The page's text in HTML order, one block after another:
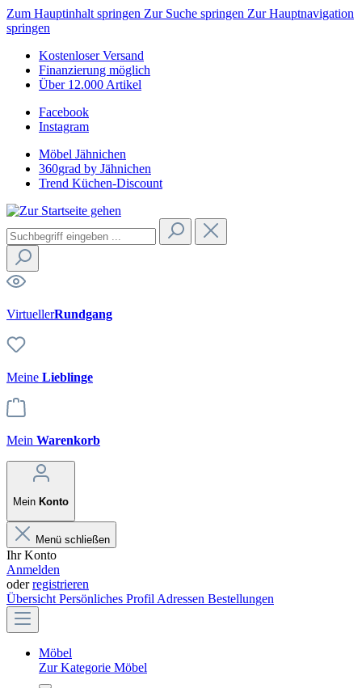
Zum Hauptinhalt springen Zur Suche springen Zur Hauptnavigation
springen
Kostenloser Versand
Finanzierung möglich
Über 12.000 Artikel
Facebook
Instagram
Möbel Jähnichen
360grad by Jähnichen
Trend Küchen-Discount
VirtuellerRundgang
Meine Lieblinge
Mein Warenkorb
Mein Konto
Menü schließen
Ihr Konto
Anmelden
oderregistrieren
Übersicht Persönliches Profil Adressen Bestellungen
Möbel
Zur Kategorie Möbel